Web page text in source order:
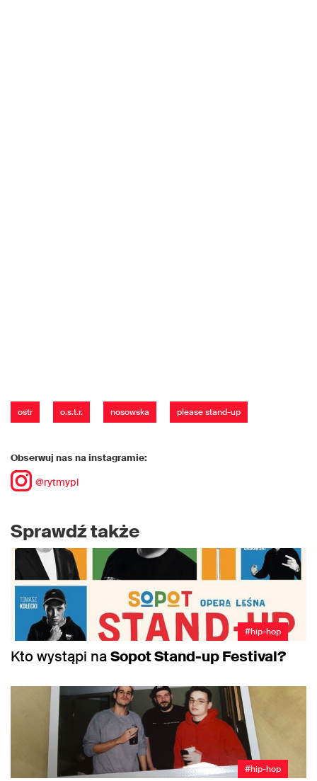
ostr o.s.t.r. nosowska please stand-up
Obserwuj nas na instagramie:
@rytmypl
Sprawdź także
#hip-hop
Kto wystąpi naSopot Stand-up Festival?
#hip-hop